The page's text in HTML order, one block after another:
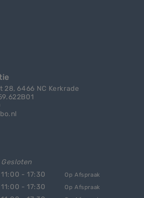
28, 6466 NC Kerkrade
Gesloten
11:00 - 17:30 Op Afspraak
11:00 - 17:30 Op Afspraak